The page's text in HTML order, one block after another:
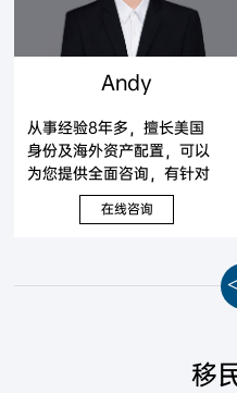
Andy
从事经验8年多，擅长美国
身份及海外资产配置，可以
为您提供全面咨询，有针对
性地提出解决方案。
在线咨询
<
移